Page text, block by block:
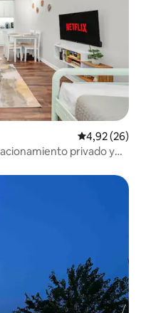
Calificación
4,92 (26)
privado y